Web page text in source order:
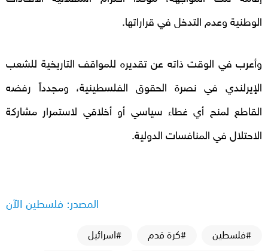
الوطنية وعدم التدخل في قراراتها.
وأعرب في الوقت ذاته عن تقديره للمواقف التاريخية للشعب
الإيرلندي في نصرة الحقوق الفلسطينية، ومجدداً رفضه
القاطع لمنح أي غطاء سياسي أو أخلاقي لاستمرار مشاركة
الاحتلال في المنافسات الدولية.
المصدر: فلسطين الآن
#فلسطين #كرة قدم
#اسرائيل